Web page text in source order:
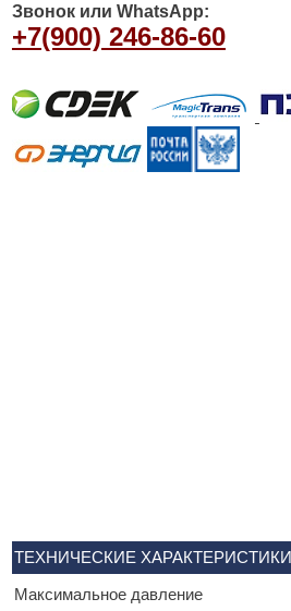
Звонок или WhatsApp:
+7(900) 246-86-60
ТЕХНИЧЕСКИЕ ХАРАКТЕРИСТИКИ
Максимальное давление